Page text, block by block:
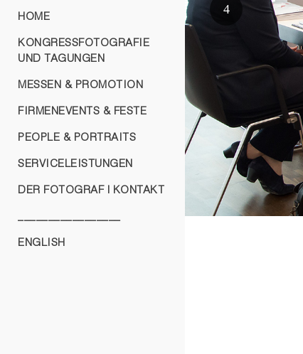
HOME
KONGRESSFOTOGRAFIE
UND TAGUNGEN
MESSEN & PROMOTION
FIRMENEVENTS & FESTE
PEOPLE & PORTRAITS
SERVICELEISTUNGEN
DER FOTOGRAF | KONTAKT
ENGLISH